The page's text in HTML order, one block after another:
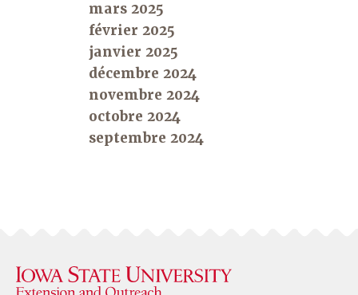
mars 2025
février 2025
janvier 2025
décembre 2024
novembre 2024
octobre 2024
septembre 2024